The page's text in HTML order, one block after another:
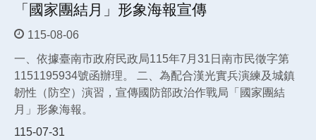
「國家團結月」形象海報宣傳
115-08-06
一、依據臺南市政府民政局115年7月31日南市民徵字第
1151195934號函辦理。 二、為配合漢光實兵演練及城鎮
韌性（防空）演習，宣傳國防部政治作戰局「國家團結
月」形象海報。
115-07-31